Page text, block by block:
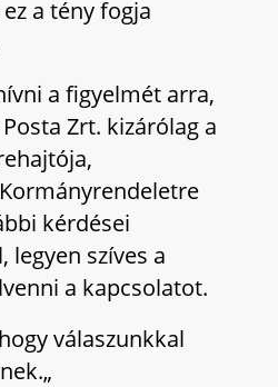
a tény fogja
a figyelmét arra,
Zrt. kizárólag a
kérdései
legyen szíves a
a kapcsolatot.
válaszunkkal
„